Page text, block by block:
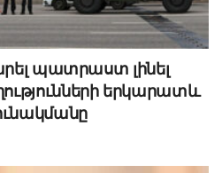
պատրաստ լինել
երկարատև